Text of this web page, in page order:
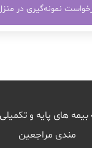
نمونه‌گیری در
بیمه های پایه و
مندی مراجعین